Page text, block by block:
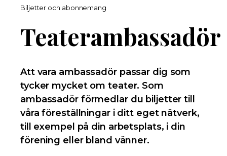
Biljetter och abonnemang
Teaterambassadör
Att vara ambassadör passar dig som
tycker mycket om teater. Som
ambassadör förmedlar du biljetter till
våra föreställningar i ditt eget nätverk,
till exempel på din arbetsplats, i din
förening eller bland vänner.